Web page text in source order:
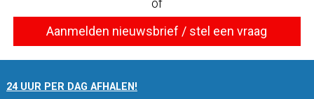
of
Aanmelden nieuwsbrief / stel een vraag
24 UUR PER DAG AFHALEN!